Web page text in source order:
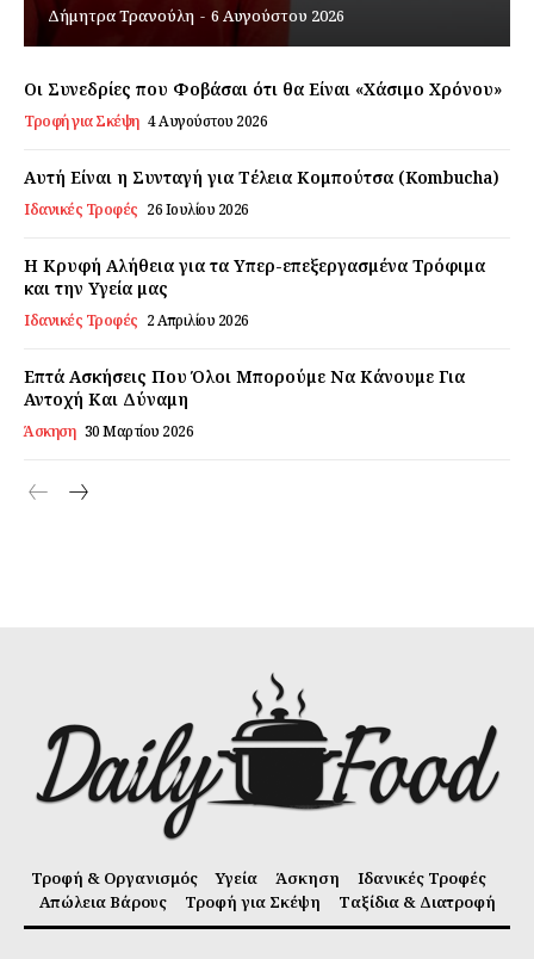
Εγγραφείτε τώρα!
Σχετικά με εμάς
Ο λογαριασμός μου
Επικοινωνία
Δήμητρα Τρανούλη - 6 Αυγούστου 2026
Οι Συνεδρίες που Φοβάσαι ότι θα Είναι «Χάσιμο Χρόνου»
Τροφή για Σκέψη 4 Αυγούστου 2026
Αυτή Είναι η Συνταγή για Τέλεια Κομπούτσα (Kombucha)
Ιδανικές Τροφές 26 Ιουλίου 2026
Η Κρυφή Αλήθεια για τα Υπερ-επεξεργασμένα Τρόφιμα
και την Υγεία μας
Ιδανικές Τροφές 2 Απριλίου 2026
Επτά Ασκήσεις Που Όλοι Μπορούμε Να Κάνουμε Για
Αντοχή Και Δύναμη
Άσκηση 30 Μαρτίου 2026
Τροφή & Οργανισμός Υγεία Άσκηση
Ιδανικές Τροφές
Απώλεια Βάρους
Τροφή για Σκέψη Ταξίδια & Διατροφή